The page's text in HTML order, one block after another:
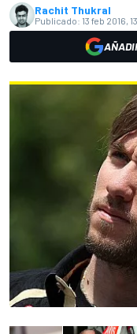
Rachit Thukral
Publicado: 13 feb 2016,